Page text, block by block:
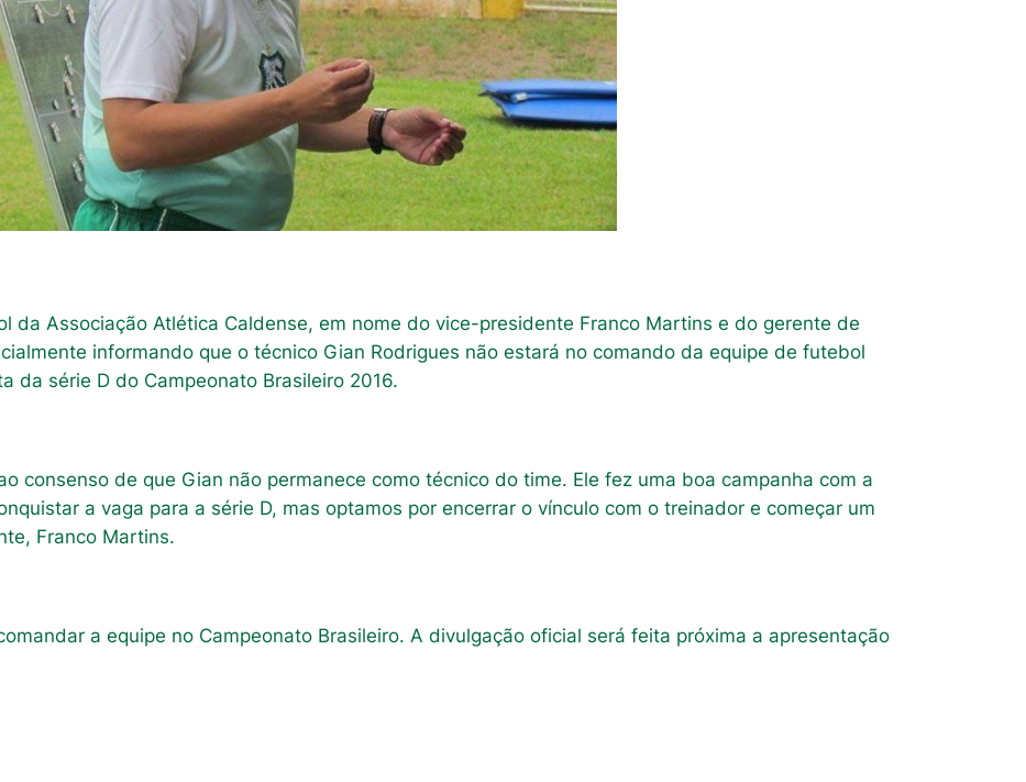
da Associação Atlética Caldense, em nome do vice-presidente Franco Martins e do gerente de
informando que o técnico Gian Rodrigues não estará no comando da equipe de futebol
da série D do Campeonato Brasileiro 2016.
consenso de que Gian não permanece como técnico do time. Ele fez uma boa campanha com a
a vaga para a série D, mas optamos por encerrar o vínculo com o treinador e começar um
Franco Martins.
a equipe no Campeonato Brasileiro. A divulgação oficial será feita próxima a apresentação